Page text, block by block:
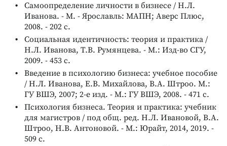
Самоопределение личности в бизнесе / Н.Л.
Иванова. - М. - Ярославль: МАПН; Аверс Плюс,
2008. - 202 с.
Социальная идентичность: теория и практика /
Н.Л. Иванова, Т.В. Румянцева. - М.: Изд-во СГУ,
2009. - 453 с.
Введение в психологию бизнеса: учебное пособие
/ Н.Л. Иванова, Е.В. Михайлова, В.А. Штроо. М.:
ГУ ВШЭ, 2007; 2-е изд. - М.: ГУ ВШЭ, 2008. - 471 с.
Психология бизнеса. Теория и практика: учебник
для магистров / под общ. ред. Н.Л. Ивановой, В.А.
Штроо, Н.В. Антоновой. - М.: Юрайт, 2014, 2019. -
509 с.